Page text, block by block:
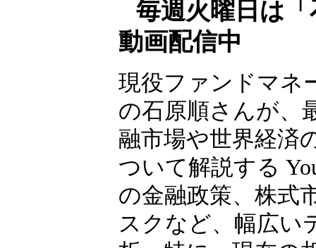
▼ 中原圭介と岡村
場と定性分析（オ
毎週火曜日は
動画配信中
現役ファンドマネ
の石原順さんが、
融市場や世界経済